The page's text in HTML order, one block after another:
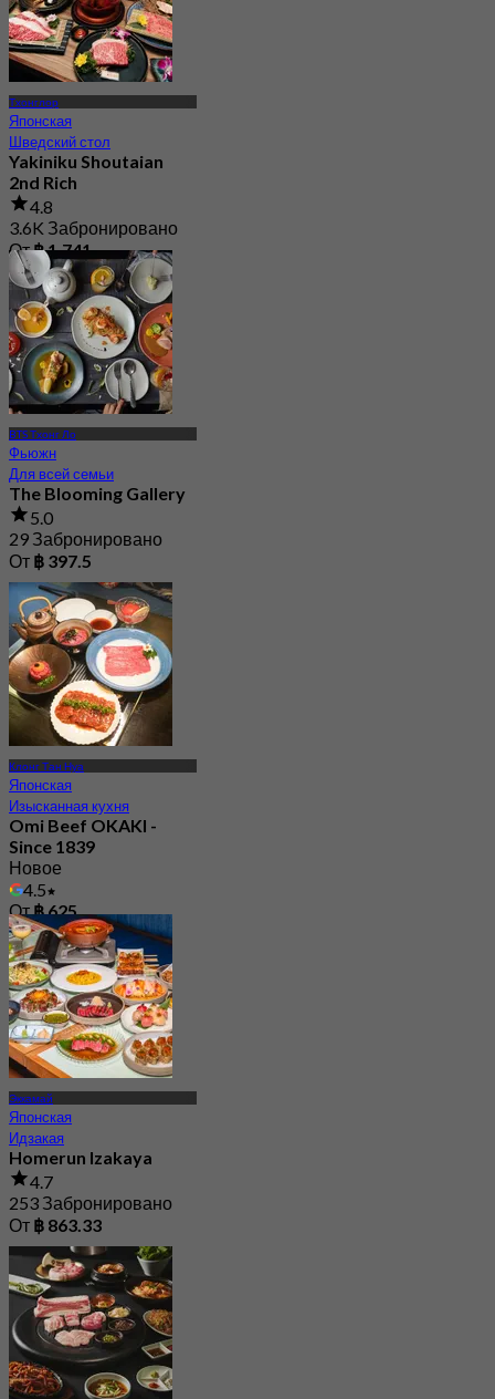
Тхонглор
Японская
Шведский стол
Yakiniku Shoutaian
2nd Rich
4.8
3.6K Забронировано
От฿ 1,741
BTS Тхонг Ло
Фьюжн
Для всей семьи
The Blooming Gallery
5.0
29 Забронировано
От ฿ 397.5
Клонг Тан Нуа
Японская
Изысканная кухня
Omi Beef OKAKI -
Since 1839
Новое
4.5
От฿ 625
Эккамай
Японская
Идзакая
Homerun Izakaya
4.7
253 Забронировано
От ฿ 863.33